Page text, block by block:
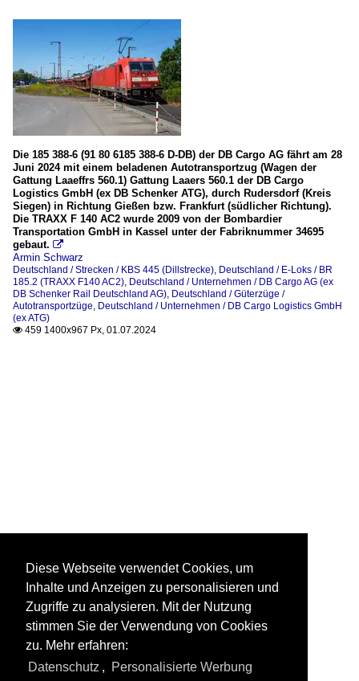
Die 185 388-6 (91 80 6185 388-6 D-DB) der DB Cargo AG fährt am 28
Juni 2024 mit einem beladenen Autotransportzug (Wagen der
Gattung Laaeffrs 560.1) Gattung Laaers 560.1 der DB Cargo
Logistics GmbH (ex DB Schenker ATG), durch Rudersdorf (Kreis
Siegen) in Richtung Gießen bzw. Frankfurt (südlicher Richtung).
Die TRAXX F 140 AC2 wurde 2009 von der Bombardier
Transportation GmbH in Kassel unter der Fabriknummer 34695
gebaut. 
Armin Schwarz
Deutschland / Strecken / KBS 445 (Dillstrecke) Deutschland / E-Loks / BR
185.2 (TRAXX F140 AC2) Deutschland / Unternehmen / DB Cargo AG (ex
DB Schenker Rail Deutschland AG) Deutschland / Güterzüge /
Autotransportzüge Deutschland / Unternehmen / DB Cargo Logistics GmbH
(ex ATG)
 459 1400x967 Px, 01.07.2024
Diese Webseite verwendet Cookies, um
Inhalte und Anzeigen zu personalisieren und
Zugriffe zu analysieren. Mit der Nutzung
stimmen Sie der Verwendung von Cookies
zu. Mehr erfahren:
Datenschutz , Personalisierte Werbung